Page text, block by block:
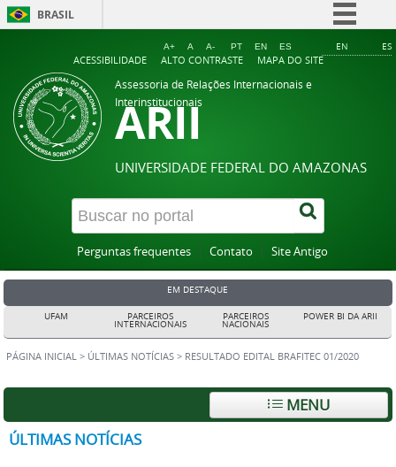
BRASIL
Simplifique!
EN ES
ACESSIBILIDADE ALTO CONTRASTE MAPA DO SITE
A+ A A- PT EN ES
Assessoria de Relações Internacionais e
Interinstitucionais
ARII
UNIVERSIDADE FEDERAL DO AMAZONAS
Perguntas frequentes Contato Site Antigo
EM DESTAQUE
UFAM PARCEIROS
INTERNACIONAIS
PARCEIROS
NACIONAIS
POWER BI DA ARII
PÁGINA INICIAL > ÚLTIMAS NOTÍCIAS > RESULTADO EDITAL BRAFITEC 01/2020
MENU
ÚLTIMAS NOTÍCIAS